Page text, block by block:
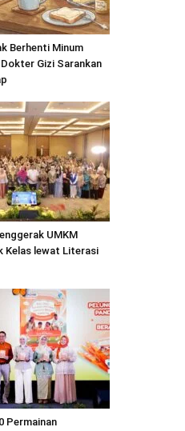
Berhenti Minum
Gizi Sarankan
UMKM
Kelas lewat Literasi
Permainan